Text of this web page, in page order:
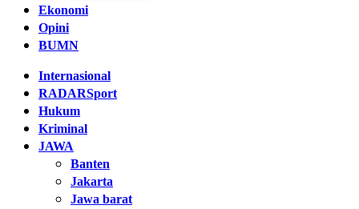
Ekonomi
Opini
BUMN
Internasional
RADARSport
Hukum
Kriminal
JAWA
Banten
Jakarta
Jawa barat